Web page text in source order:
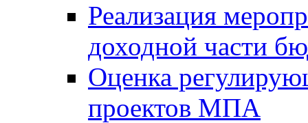
Реализация
доходной части
Оценка
проектов МПА